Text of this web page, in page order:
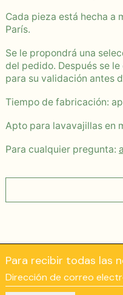
Cada pieza está hecha a
París.
Se le propondrá una
del pedido. Después se
para su validación antes
Tiempo de fabricación:
Apto para lavavajillas en
Para cualquier pregunta:
Para recibir todas las
Dirección de correo